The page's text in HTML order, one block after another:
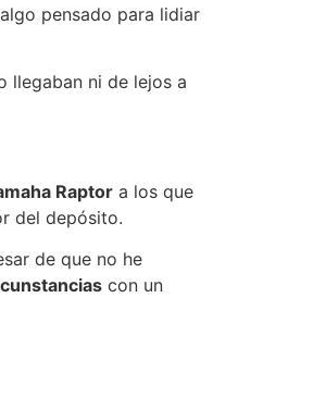
pensado para lidiar
llegaban ni de lejos a
Raptor a los que
del depósito.
de que no he
con un